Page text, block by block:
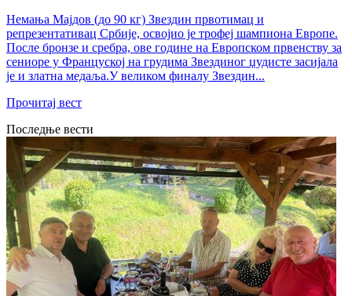
Немања Мајдов (до 90 кг) Звездин првотимац и
репрезентативац Србије, освојио је трофеј шампиона Европе.
После бронзе и сребра, ове године на Европском првенству за
сениоре у Француској на грудима Звездиног џудисте засијала
је и златна медаља.У великом финалу Звездин...
Прочитај вест
Последње вести